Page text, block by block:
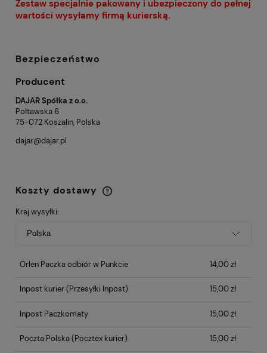
Zestaw specjalnie pakowany i ubezpieczony do pełnej
wartości wysyłamy firmą kurierską.
Bezpieczeństwo
Producent
DAJAR Spółka z o.o.
Połtawska 6
75-072 Koszalin, Polska
dajar@dajar.pl
Koszty dostawy
Cena nie zawiera ewentualnych kosztów
płatności
Kraj wysyłki:
Orlen Paczka odbiór w Punkcie 14,00 zł
Inpost kurier(Przesyłki Inpost) 15,00 zł
Inpost Paczkomaty 15,00 zł
Poczta Polska(Pocztex kurier) 15,00 zł